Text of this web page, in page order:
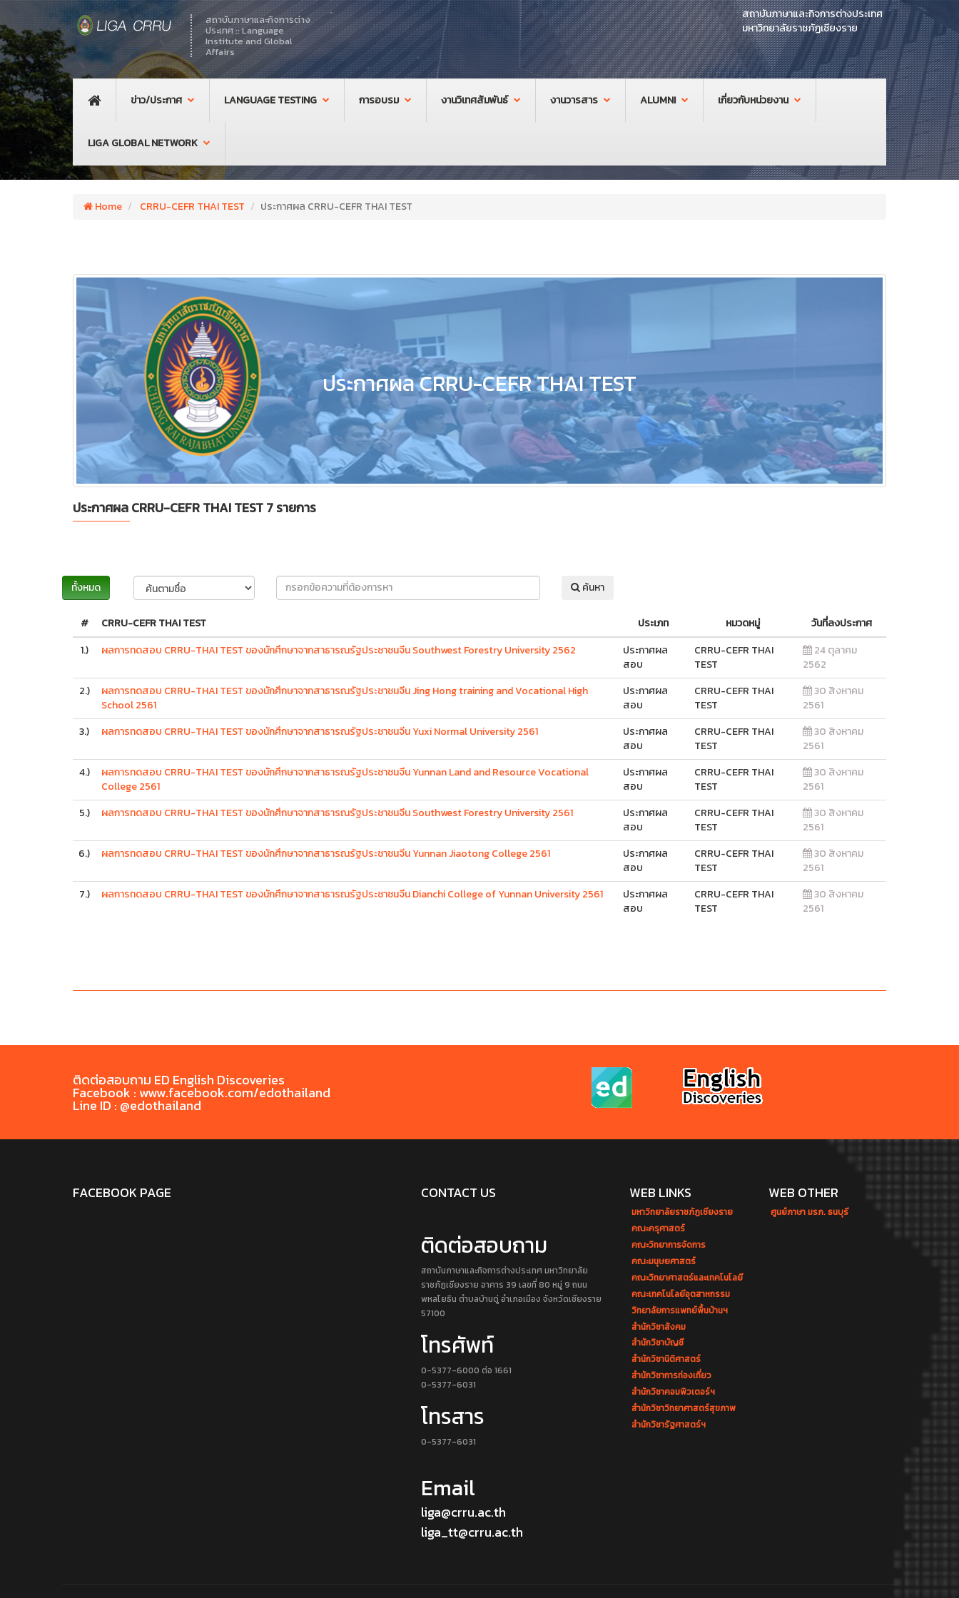
สถาบันภาษาและกิจการต่าง
ประเทศ :: Language
Institute and Global
Affairs
สถาบันภาษาและกิจการต่างประเทศ
มหาวิทยาลัยราชภัฏเชียงราย
ข่าว/ประกาศ LANGUAGE TESTING การอบรม งานวิเทศสัมพันธ์ งานวารสาร ALUMNI เกี่ยวกับหน่วยงาน
LIGA GLOBAL NETWORK
Home CRRU-CEFR THAI TEST ประกาศผล CRRU-CEFR THAI TEST
ประกาศผล CRRU-CEFR THAI TEST
ประกาศผล CRRU-CEFR THAI TEST 7 รายการ
ทั้งหมด ค้นหา
# CRRU-CEFR THAI TEST ประเภท หมวดหมู่
วันที่ลงประกาศ
1.)
ผลการทดสอบ CRRU-THAI TEST ของนักศึกษาจากสาธารณรัฐประชาชนจีน Southwest Forestry University 2562
ประกาศผล
สอบ
CRRU-CEFR THAI
TEST
24 ตุลาคม
2562
2.)
ผลการทดสอบ CRRU-THAI TEST ของนักศึกษาจากสาธารณรัฐประชาชนจีน Jing Hong training and Vocational High
School 2561
ประกาศผล
สอบ
CRRU-CEFR THAI
TEST
30 สิงหาคม
2561
3.)
ผลการทดสอบ CRRU-THAI TEST ของนักศึกษาจากสาธารณรัฐประชาชนจีน Yuxi Normal University 2561
ประกาศผล
สอบ
CRRU-CEFR THAI
TEST
30 สิงหาคม
2561
4.)
ผลการทดสอบ CRRU-THAI TEST ของนักศึกษาจากสาธารณรัฐประชาชนจีน Yunnan Land and Resource Vocational
College 2561
ประกาศผล
สอบ
CRRU-CEFR THAI
TEST
30 สิงหาคม
2561
5.)
ผลการทดสอบ CRRU-THAI TEST ของนักศึกษาจากสาธารณรัฐประชาชนจีน Southwest Forestry University 2561
ประกาศผล
สอบ
CRRU-CEFR THAI
TEST
30 สิงหาคม
2561
6.)
ผลการทดสอบ CRRU-THAI TEST ของนักศึกษาจากสาธารณรัฐประชาชนจีน Yunnan Jiaotong College 2561
ประกาศผล
สอบ
CRRU-CEFR THAI
TEST
30 สิงหาคม
2561
7.)
ผลการทดสอบ CRRU-THAI TEST ของนักศึกษาจากสาธารณรัฐประชาชนจีน Dianchi College of Yunnan University 2561
ประกาศผล
สอบ
CRRU-CEFR THAI
TEST
30 สิงหาคม
2561
ติดต่อสอบถาม ED English Discoveries
Facebook : www.facebook.com/edothailand
Line ID : @edothailand
FACEBOOK PAGE CONTACT US
ติดต่อสอบถาม
สถาบันภาษาและกิจการต่างประเทศ มหาวิทยาลัย
ราชภัฏเชียงราย อาคาร 39 เลขที่ 80 หมู่ 9 ถนน
พหลโยธิน ตำบลบ้านดู่ อำเภอเมือง จังหวัดเชียงราย
57100
โทรศัพท์
0-5377-6000 ต่อ 1661
0-5377-6031
โทรสาร
0-5377-6031
Email
liga@crru.ac.th
liga_tt@crru.ac.th
WEB LINKS
มหาวิทยาลัยราชภัฏเชียงราย
คณะครุศาสตร์
คณะวิทยาการจัดการ
คณะมนุษยศาสตร์
คณะวิทยาศาสตร์และเทคโนโลยี
คณะเทคโนโลยีอุตสาหกรรม
วิทยาลัยการแพทย์พื้นบ้านฯ
สำนักวิชาสังคม
สำนักวิชาบัญชี
สำนักวิชานิติศาสตร์
สำนักวิชาการท่องเที่ยว
สำนักวิชาคอมพิวเตอร์ฯ
สำนักวิชาวิทยาศาสตร์สุขภาพ
สำนักวิชารัฐศาสตร์ฯ
WEB OTHER
ศูนย์ภาษา มรภ. ธนบุรี